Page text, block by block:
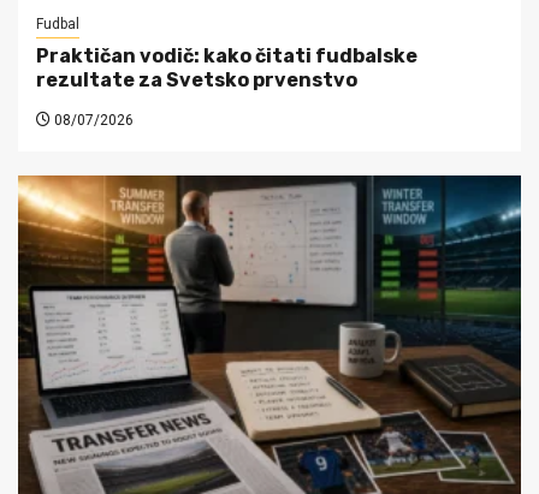
Fudbal
Praktičan vodič: kako čitati fudbalske
rezultate za Svetsko prvenstvo
08/07/2026